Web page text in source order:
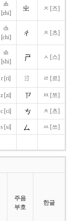
zh
[zhi]
ㅈ [즈]
ch
[chi]
ㅊ [츠]
sh
[shi]
ㅅ [스]
r [ri] ㄖ ㄹ [르]
z [zi] ㅉ [쯔]
c [ci] ㅊ [츠]
s [si] ㅆ [쓰]
주음
부호
한글